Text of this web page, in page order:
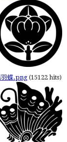
羽蝶.png (15122 hits)